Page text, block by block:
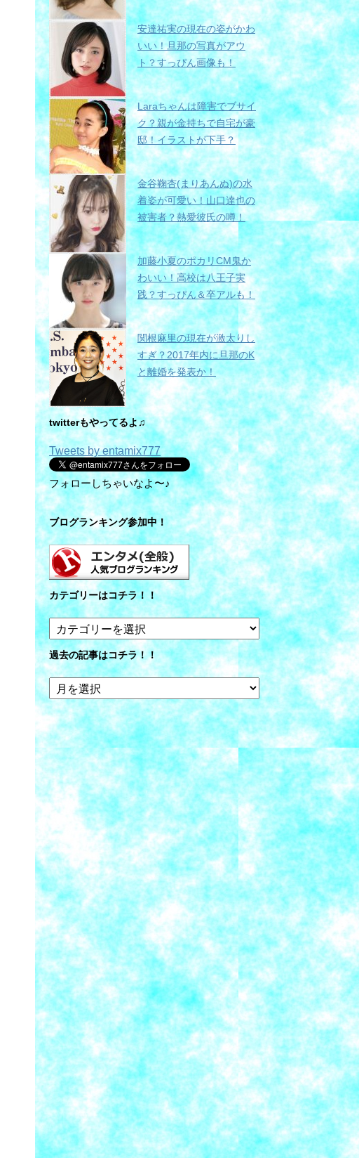
安達祐実の現在の姿がかわ
いい！旦那の写真がアウ
ト？すっぴん画像も！
Laraちゃんは障害でブサイ
ク？親が金持ちで自宅が豪
邸！イラストが下手？
金谷鞠杏(まりあんぬ)の水
着姿が可愛い！山口達也の
被害者？熱愛彼氏の噂！
加藤小夏のポカリCM鬼か
わいい！高校は八王子実
践？すっぴん＆卒アルも！
関根麻里の現在が激太りし
すぎ？2017年内に旦那のK
と離婚を発表か！
twitterもやってるよ♫
Tweets by entamix777
フォローしちゃいなよ〜♪
ブログランキング参加中！
カテゴリーはコチラ！！
テ
ゴ
リ
ー
は
コ
チ
ラ！！
過去の記事はコチラ！！
過
去
の
記
事
は
コ
チ
ラ！！